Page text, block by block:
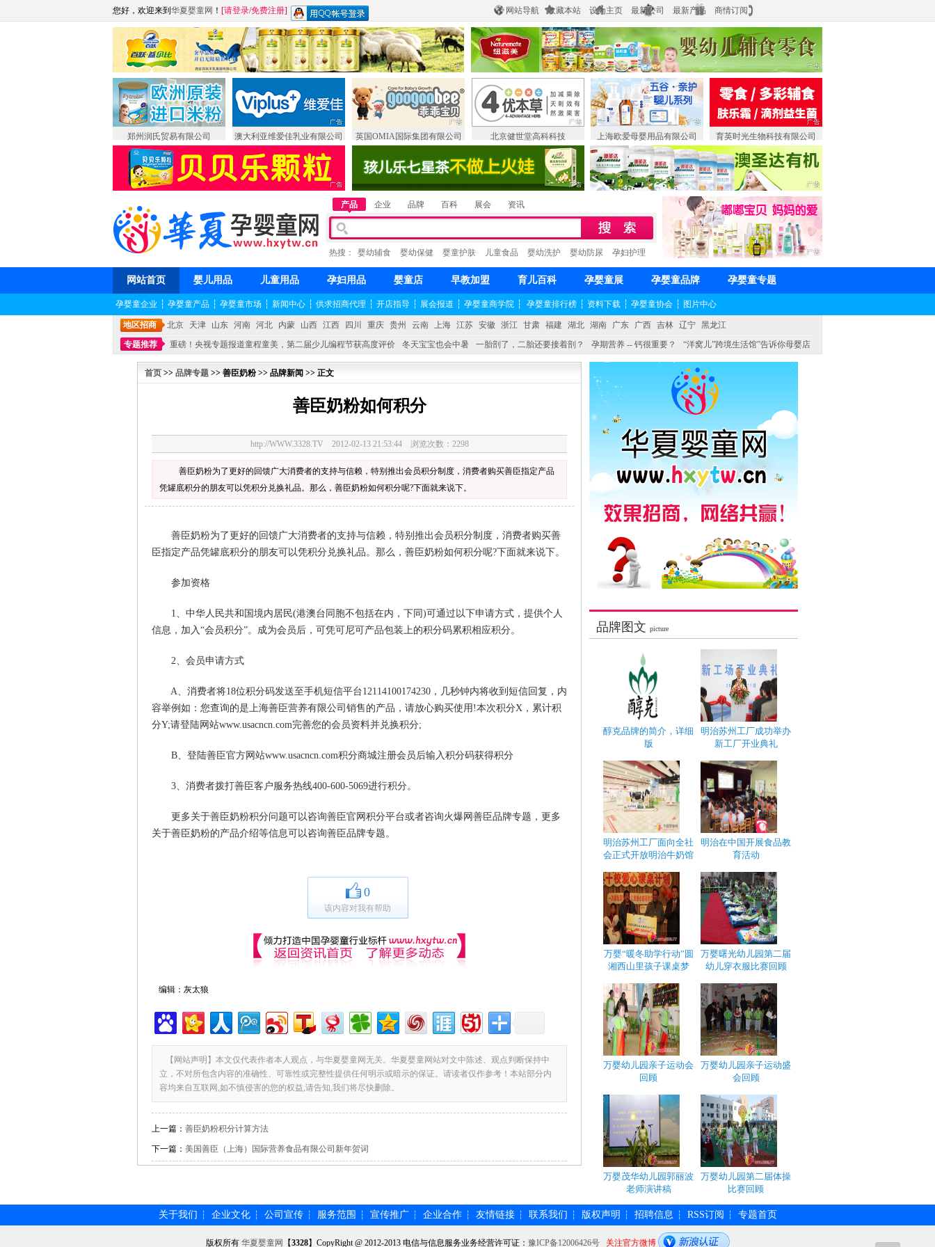
网站导航 收藏本站 设为主页 最新公司 最新产品 商情订阅
您好，欢迎来到 华夏婴童网 ！ [请登录/免费注册]
郑州润氏贸易有限公司 澳大利亚维爱佳乳业有限公司 英国OMIA国际集团有限公司 北京健世堂高科科技 上海欧爱母婴用品有限公司 育英时光生物科技有限公司
产品 企业 品牌 百科 展会 资讯
热搜： 婴幼辅食 婴幼保健 婴童护肤 儿童食品 婴幼洗护 婴幼防尿 孕妇护理
网站首页 婴儿用品 儿童用品 孕妇用品 婴童店 早教加盟 育儿百科 孕婴童展 孕婴童品牌 孕婴童专题
孕婴童企业 ┆ 孕婴童产品 ┆ 孕婴童市场 ┆ 新闻中心 ┆ 供求招商代理 ┆ 开店指导 ┆ 展会报道 ┆ 孕婴童商学院 ┆ 孕婴童排行榜 ┆ 资料下载 ┆ 孕婴童协会 ┆ 图片中心
地区招商 北京 天津 山东 河南 河北 内蒙 山西 江西 四川 重庆 贵州 云南 上海 江苏 安徽 浙江 甘肃 福建 湖北 湖南 广东 广西 吉林 辽宁 黑龙江
专题推荐
重磅！央视专题报道童程童美，第二届少儿编程节获高度评价 冬天宝宝也会中暑 一胎剖了，二胎还要接着剖？ 孕期营养 -- 钙很重要？
“洋窝儿”跨境生活馆”告诉你母婴店
不能再单纯地销售产品,而要向增强服务转型,毕竟母婴产品比较特殊。”
妇幼广场 免租了！
首页 >> 品牌专题 >> 善臣奶粉 >> 品牌新闻 >> 正文
善臣奶粉如何积分
http://WWW.3328.TV 2012-02-13 21:53:44 浏览次数：2298
善臣奶粉为了更好的回馈广大消费者的支持与信赖，特别推出会员积分制度，消费者购买善臣指定产品
凭罐底积分的朋友可以凭积分兑换礼品。那么，善臣奶粉如何积分呢?下面就来说下。
善臣奶粉为了更好的回馈广大消费者的支持与信赖，特别推出会员积分制度，消费者购买善
臣指定产品凭罐底积分的朋友可以凭积分兑换礼品。那么，善臣奶粉如何积分呢?下面就来说下。
参加资格
1、中华人民共和国境内居民(港澳台同胞不包括在内，下同)可通过以下申请方式，提供个人
信息，加入“会员积分”。成为会员后，可凭可尼可产品包装上的积分码累积相应积分。
2、会员申请方式
A、消费者将18位积分码发送至手机短信平台12114100174230，几秒钟内将收到短信回复，内
容举例如：您查询的是上海善臣营养有限公司销售的产品，请放心购买使用!本次积分X，累计积
分Y;请登陆网站www.usacncn.com完善您的会员资料并兑换积分;
B、登陆善臣官方网站www.usacncn.com积分商城注册会员后输入积分码获得积分
3、消费者拨打善臣客户服务热线400-600-5069进行积分。
更多关于善臣奶粉积分问题可以咨询善臣官网积分平台或者咨询火爆网善臣品牌专题，更多
关于善臣奶粉的产品介绍等信息可以咨询善臣品牌专题。
0
该内容对我有帮助
编辑：灰太狼
【网站声明】本文仅代表作者本人观点，与华夏婴童网无关。华夏婴童网站对文中陈述、观点判断保持中
立，不对所包含内容的准确性、可靠性或完整性提供任何明示或暗示的保证。请读者仅作参考！本站部分内
容均来自互联网,如不慎侵害的您的权益,请告知,我们将尽快删除。
上一篇： 善臣奶粉积分计算方法
下一篇： 美国善臣（上海）国际营养食品有限公司新年贺词
品牌图文 picture
醇克品牌的简介，详细
版
明治苏州工厂成功举办
新工厂开业典礼
明治苏州工厂面向全社
会正式开放明治牛奶馆
明治在中国开展食品教
育活动
万婴“暖冬助学行动”圆
湘西山里孩子课桌梦
万婴曙光幼儿园第二届
幼儿穿衣服比赛回顾
万婴幼儿园亲子运动会
回顾
万婴幼儿园亲子运动盛
会回顾
万婴茂华幼儿园郭丽波
老师演讲稿
万婴幼儿园第二届体操
比赛回顾
关于我们 ┆ 企业文化 ┆ 公司宣传 ┆ 服务范围 ┆ 宣传推广 ┆ 企业合作 ┆ 友情链接 ┆ 联系我们 ┆ 版权声明 ┆ 招聘信息 ┆ RSS订阅 ┆ 专题首页
版权所有 华夏婴童网 【3328】CopyRight @ 2012-2013 电信与信息服务业务经营许可证： 豫ICP备12006426号 关注官方微博